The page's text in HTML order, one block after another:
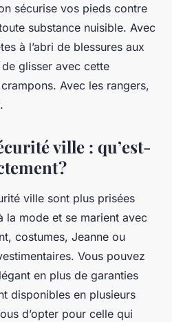
sécurise vos pieds contre
substance nuisible. Avec
à l’abri de blessures aux
glisser avec cette
Avec les rangers,
ville : qu’est-
?
ville sont plus prisées
la mode et se marient avec
costumes, Jeanne ou
Vous pouvez
en plus de garanties
disponibles en plusieurs
d’opter pour celle qui